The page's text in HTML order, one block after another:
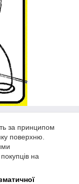
за принципом
поверхню.
на